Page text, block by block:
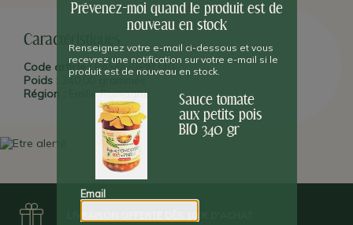
Caractéristiques
Code article : PASSUGPIB340
Poids :
340,00 grammes
Région :
Emilie Romagne
Prévenez-moi quand le produit est de
nouveau en stock
Renseignez votre e-mail ci-dessous et vous
recevrez une notification sur votre e-mail si le
produit est de nouveau en stock.
Sauce tomate
aux petits pois
BIO 340 gr
Email